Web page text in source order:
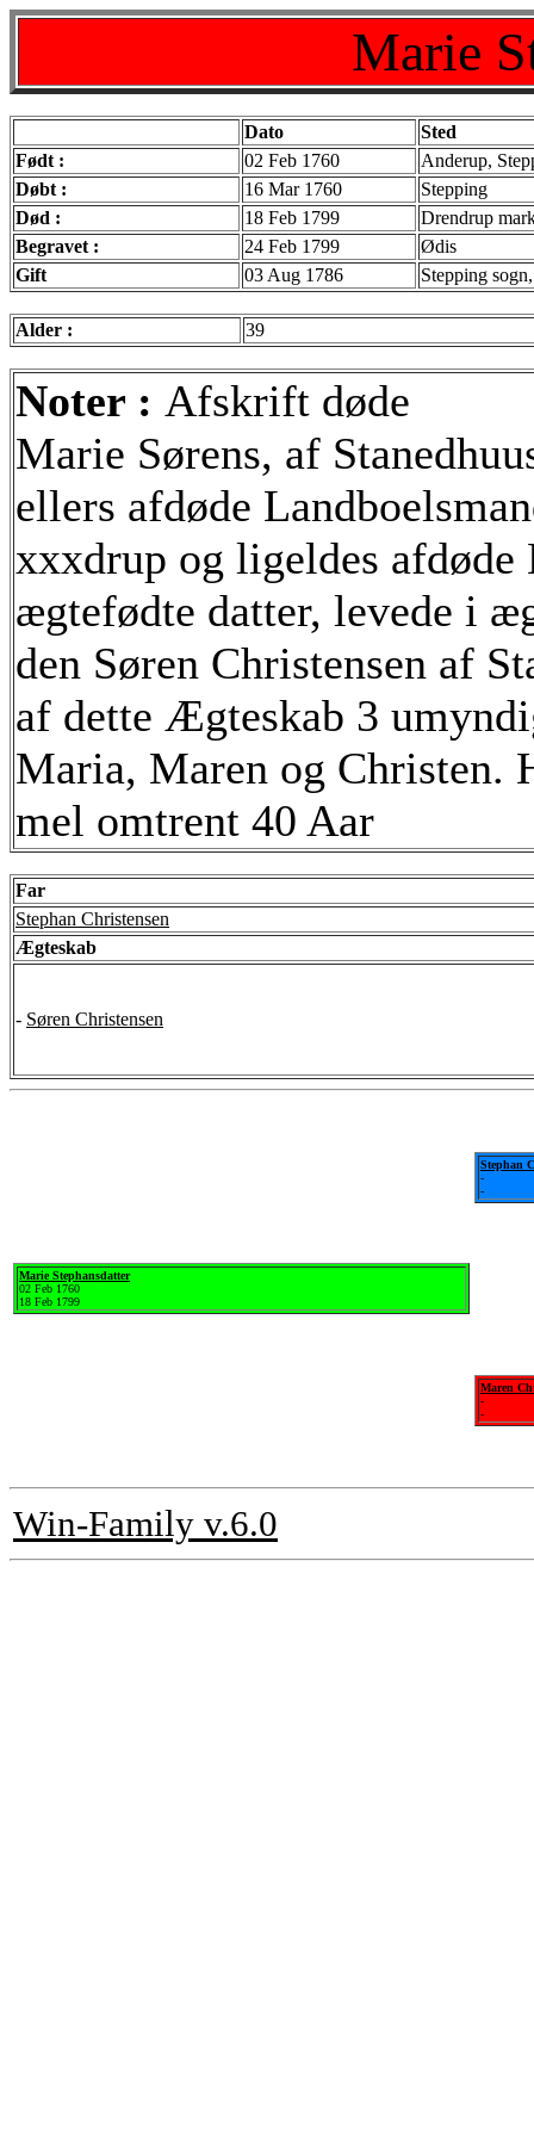
Marie
Dato
Sted
Født :
02 Feb 1760
Anderup,
Døbt :
16 Mar 1760
Stepping
Død :
18 Feb 1799
Drendrup
Begravet :
24 Feb 1799
Ødis
Gift
03 Aug 1786 Stepping
Alder : 39
Noter : Afskrift døde
Marie Sørens, af
ellers afdøde
xxxdrup og ligeldes afdøde
ægtefødte datter, levede i
den Søren Christensen af
af dette Ægteskab 3
Maria, Maren og Christen.
mel omtrent 40 Aar
Far
Stephan Christensen
Ægteskab
- Søren Christensen
Marie Stephansdatter
02 Feb 1760
18 Feb 1799
Stephan
-
-
Maren
-
-
Win-Family v.6.0